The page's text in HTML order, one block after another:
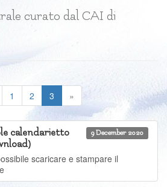
curato dal CAI di
1 2 3 (current)
»
9 December 2020
calendarietto
scaricare e stampare il